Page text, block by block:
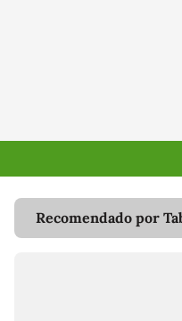
Recomendado por